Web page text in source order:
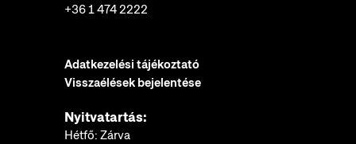
+36 1 474 2222
Adatkezelési tájékoztató
Visszaélések bejelentése
Nyitvatartás:
Hétfő: Zárva